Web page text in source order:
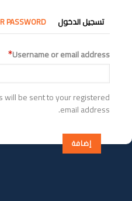
التبويبات
الأساسية
تسجيل الدخول PASSWORD
Username or email address
will be sent to your registered
email address.